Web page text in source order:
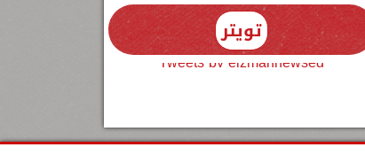
تويتر
Tweets by elzmannewseg